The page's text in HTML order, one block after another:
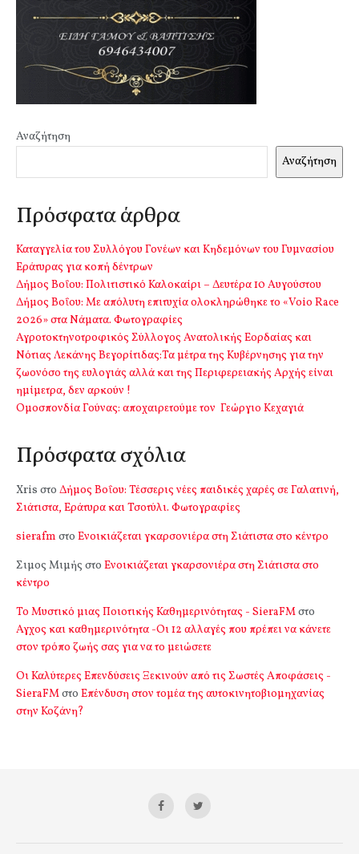
Αναζήτηση
Αναζήτηση
Πρόσφατα άρθρα
Καταγγελία του Συλλόγου Γονέων και Κηδεμόνων του Γυμνασίου
Εράτυρας για κοπή δέντρων
Δήμος Βοΐου: Πολιτιστικό Καλοκαίρι – Δευτέρα 10 Αυγούστου
Δήμος Βοΐου: Με απόλυτη επιτυχία ολοκληρώθηκε το «Voio Race
2026» στα Νάματα. Φωτογραφίες
Αγροτοκτηνοτροφικός Σύλλογος Ανατολικής Εορδαίας και
Νότιας Λεκάνης Βεγορίτιδας:Τα μέτρα της Κυβέρνησης για την
ζωονόσο της ευλογιάς αλλά και της Περιφερειακής Αρχής είναι
ημίμετρα, δεν αρκούν !
Ομοσπονδία Γούνας: αποχαιρετούμε τον Γεώργιο Κεχαγιά
Πρόσφατα σχόλια
Xris στο Δήμος Βοΐου: Τέσσερις νέες παιδικές χαρές σε Γαλατινή,
Σιάτιστα, Εράτυρα και Τσοτύλι. Φωτογραφίες
sierafm στο Ενοικιάζεται γκαρσονιέρα στη Σιάτιστα στο κέντρο
Σιμος Μιμής στο Ενοικιάζεται γκαρσονιέρα στη Σιάτιστα στο
κέντρο
Το Μυστικό μιας Ποιοτικής Καθημερινότητας - SieraFMστο
Αγχος και καθημερινότητα -Οι 12 αλλαγές που πρέπει να κάνετε
στον τρόπο ζωής σας για να το μειώσετε
Οι Καλύτερες Επενδύσεις Ξεκινούν από τις Σωστές Αποφάσεις -
SieraFMστο Επένδυση στον τομέα της αυτοκινητοβιομηχανίας
στην Κοζάνη?